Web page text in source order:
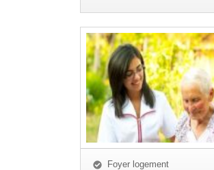
Foyer logement